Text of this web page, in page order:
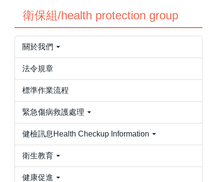
衛保組/health protection group
關於我們
法令規章
標準作業流程
緊急傷病救護處理
健檢訊息Health Checkup Information
衛生教育
健康促進